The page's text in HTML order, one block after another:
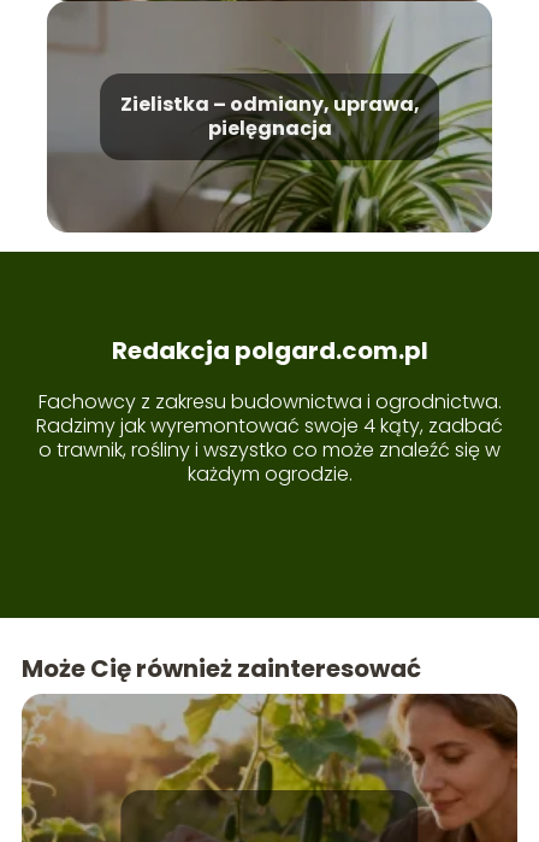
Zielistka – odmiany, uprawa,
pielęgnacja
Redakcja polgard.com.pl
Fachowcy z zakresu budownictwa i ogrodnictwa.
Radzimy jak wyremontować swoje 4 kąty, zadbać
o trawnik, rośliny i wszystko co może znaleźć się w
każdym ogrodzie.
Może Cię również zainteresować